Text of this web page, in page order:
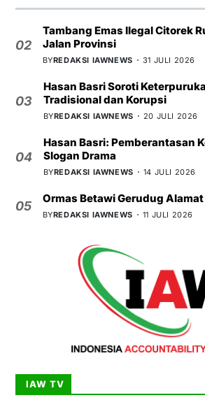
02
Tambang Emas Ilegal Citorek
Jalan Provinsi
BYREDAKSI IAWNEWS 31 JULI 2026
03
Hasan Basri Soroti
Tradisional dan Korupsi
BYREDAKSI IAWNEWS 20 JULI 2026
04
Hasan Basri: Pemberantasan
Slogan Drama
BYREDAKSI IAWNEWS 14 JULI 2026
05
Ormas Betawi Gerudug
BYREDAKSI IAWNEWS 11 JULI 2026
IAW TV